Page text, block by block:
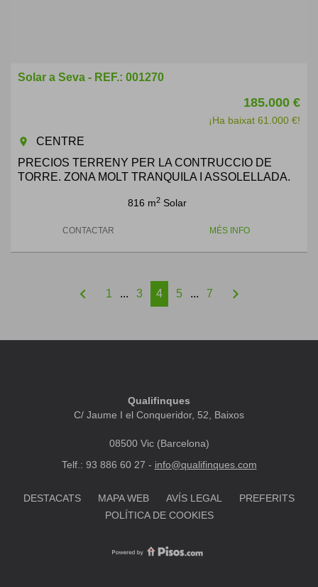
Solar a Seva - REF.: 001270
185.000 €
¡Ha baixat 61.000 €!
room
CENTRE
PRECIOS TERRENY PER LA CONTRUCCIO DE
TORRE. ZONA MOLT TRANQUILA I ASSOLELLADA.
816 m2 Solar
CONTACTAR MÉS INFO
chevron_left 1 ... 3 4 5 ... 7 chevron_right
Qualifinques
C/ Jaume I el Conqueridor, 52, Baixos
08500 Vic (Barcelona)
Telf.: 93 886 60 27 - info@qualifinques.com
DESTACATS MAPA WEB AVÍS LEGAL
PREFERITS
POLÍTICA DE COOKIES